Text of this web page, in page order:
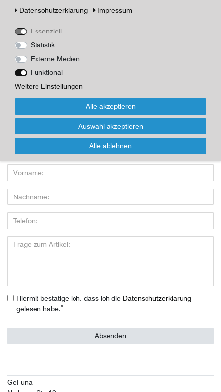
Durchmesser 6,0 cm, Höhe 2,0 cm, original, nicht benutzt
29,07 EUR
Inhalt1
Für Infos zum Artikel oder Kauf, bitte
Wenn Sie den Artikel kaufen möchten, dann bitte das Formular
Hiermit bestätige ich, dass ich die Daten­schutz­erklärung
gelesen habe.*
Absenden
GeFuna
Daten­schutz­erklärung
Impressum
Essenziell
Statistik
Externe Medien
Funktional
Weitere Einstellungen
Alle akzeptieren
Auswahl akzeptieren
Alle ablehnen